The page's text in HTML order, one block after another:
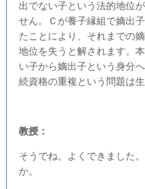
出でない子という法的地位
せん。Ｃが養子縁組で嫡出
たことにより、それまでの
地位を失うと解されます。
い子から嫡出子という身分
続資格の重複という問題は
教授：
そうでね。よくできました
か。